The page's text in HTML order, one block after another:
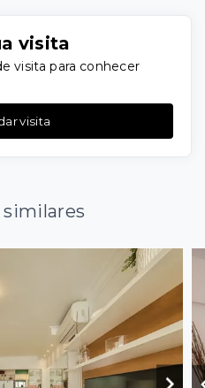
visita
visita para conhecer
visita
similares